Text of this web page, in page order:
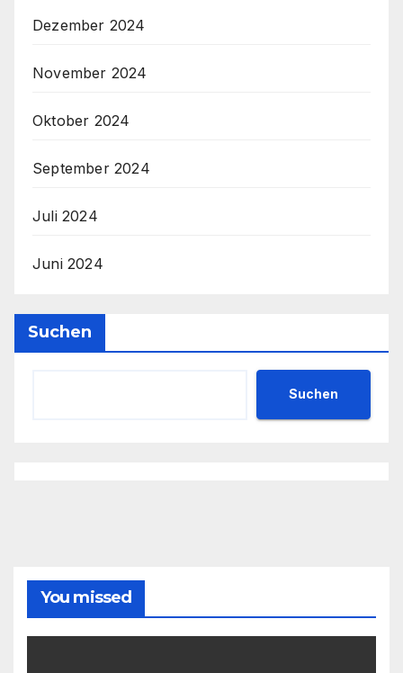
Dezember 2024
November 2024
Oktober 2024
September 2024
Juli 2024
Juni 2024
Suchen
Suchen
You missed